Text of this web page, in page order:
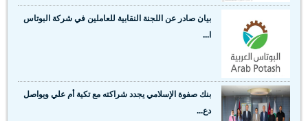
بيان صادر عن اللجنة النقابية للعاملين في شركة البوتاس
ا...
بنك صفوة الإسلامي يجدد شراكته مع تكية أم علي ويواصل
دع...